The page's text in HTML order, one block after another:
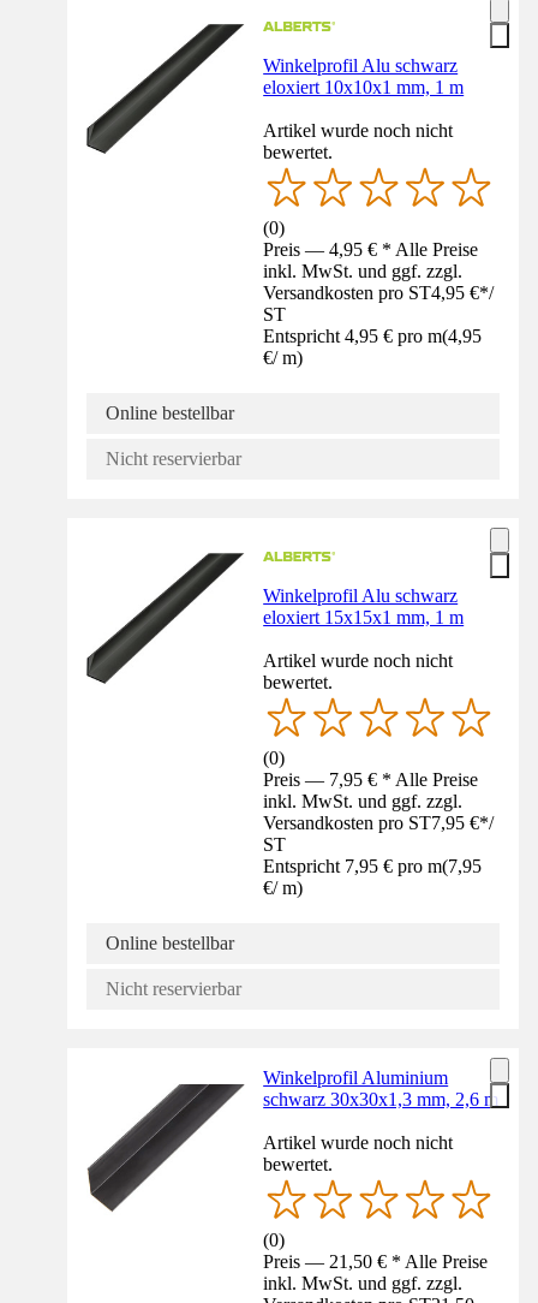
Winkelprofil Alu schwarz
eloxiert 10x10x1 mm, 1 m
Artikel wurde noch nicht
bewertet.
(0)
Preis — 4,95 € * Alle Preise
inkl. MwSt. und ggf. zzgl.
Versandkosten pro ST4,95 €*/
ST
Entspricht 4,95 € pro m(4,95
€/ m)
Online bestellbar
Nicht reservierbar
Winkelprofil Alu schwarz
eloxiert 15x15x1 mm, 1 m
Artikel wurde noch nicht
bewertet.
(0)
Preis — 7,95 € * Alle Preise
inkl. MwSt. und ggf. zzgl.
Versandkosten pro ST7,95 €*/
ST
Entspricht 7,95 € pro m(7,95
€/ m)
Online bestellbar
Nicht reservierbar
Winkelprofil Aluminium
schwarz 30x30x1,3 mm, 2,6 m
Artikel wurde noch nicht
bewertet.
(0)
Preis — 21,50 € * Alle Preise
inkl. MwSt. und ggf. zzgl.